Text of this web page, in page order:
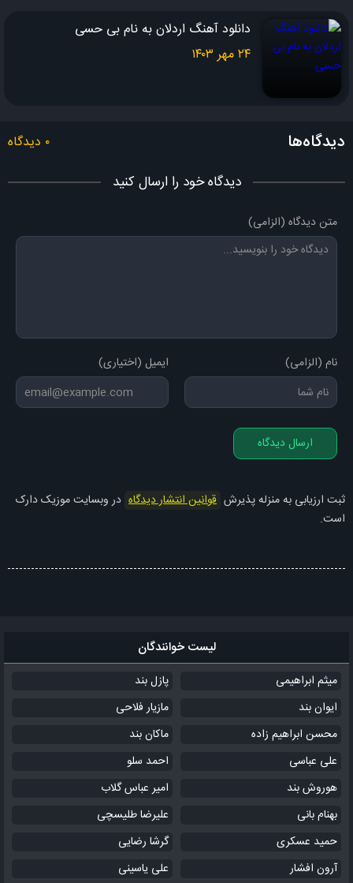
دانلود آهنگ اردلان به نام بی حسی
۲۴ مهر ۱۴۰۳
دیدگاه‌ها ۰ دیدگاه
دیدگاه خود را ارسال کنید
متن دیدگاه (الزامی)
نام (الزامی) ایمیل (اختیاری)
ارسال دیدگاه
ثبت ارزیابی به منزله پذیرش قوانین انتشار دیدگاه در وبسایت موزیک دارک
است.
لیست خوانندگان
میثم ابراهیمی
پازل بند
ایوان بند
مازیار فلاحی
محسن ابراهیم زاده
ماکان بند
علی عباسی
احمد سلو
هوروش بند
امیر عباس گلاب
بهنام بانی
علیرضا طلیسچی
حمید عسکری
گرشا رضایی
آرون افشار
علی یاسینی